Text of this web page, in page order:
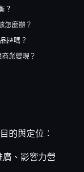
？
怎麼辦？
牌嗎？
業變現？
的與定位：
廣、影響力營